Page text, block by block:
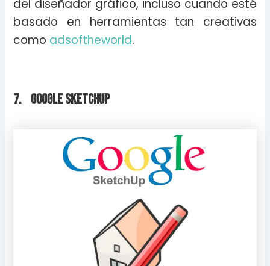
del diseñador gráfico, incluso cuando esté
basado en herramientas tan creativas
como adsoftheworld.
7. Google Sketchup